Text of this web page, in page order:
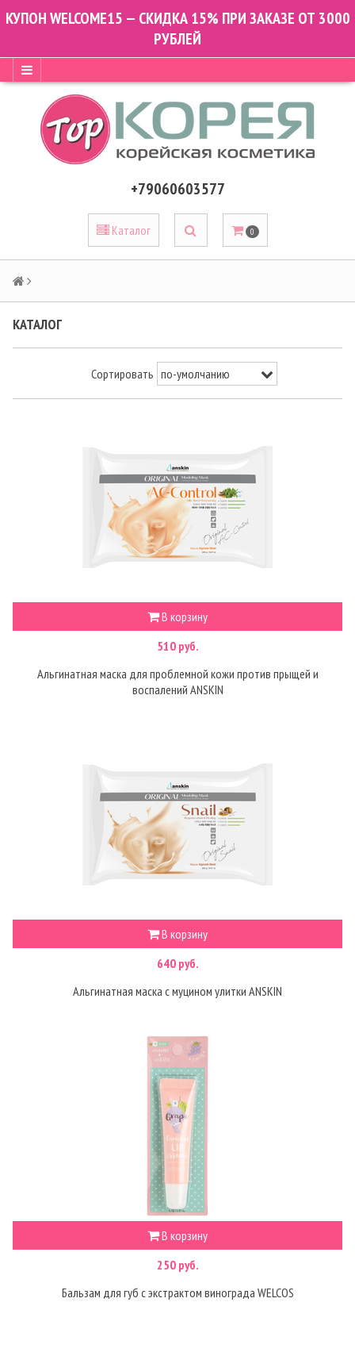
КУПОН WELCOME15 — СКИДКА 15% ПРИ ЗАКАЗЕ ОТ 3000
РУБЛЕЙ
+79060603577
Каталог 0
КАТАЛОГ
Сортировать
В корзину
510 руб.
Альгинатная маска для проблемной кожи против прыщей и
воспалений ANSKIN
В корзину
640 руб.
Альгинатная маска с муцином улитки ANSKIN
В корзину
250 руб.
Бальзам для губ с экстрактом винограда WELCOS